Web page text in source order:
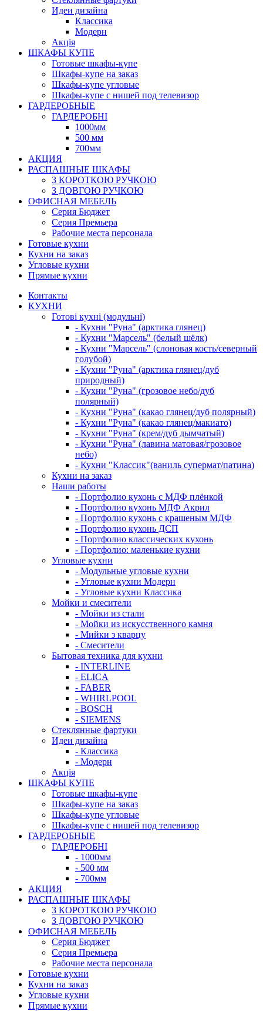
Идеи дизайна
Класcика
Модерн
Акція
ШКАФЫ КУПЕ
Готовые шкафы-купе
Шкафы-купе на заказ
Шкафы-купе угловые
Шкафы-купе с нишей под телевизор
ГАРДЕРОБНЫЕ
ГАРДЕРОБНІ
1000мм
500 мм
700мм
АКЦИЯ
РАСПАШНЫЕ ШКАФЫ
З КОРОТКОЮ РУЧКОЮ
З ДОВГОЮ РУЧКОЮ
ОФИСНАЯ МЕБЕЛЬ
Серия Бюджет
Серия Премьера
Рабочие места персонала
Готовые кухни
Кухни на заказ
Угловые кухни
Прямые кухни
Контакты
КУХНИ
Готові кухні (модульні)
- Кухни "Руна" (арктика глянец)
- Кухни "Марсель" (белый шёлк)
- Кухни "Марсель" (слоновая кость/северный
голубой)
- Кухни "Руна" (арктика глянец/дуб
природный)
- Кухни "Руна" (грозовое небо/дуб
полярный)
- Кухни "Руна" (какао глянец/дуб полярный)
- Кухни "Руна" (какао глянец/макиато)
- Кухни "Руна" (крем/дуб дымчатый)
- Кухни "Руна" (лавина матовая/грозовое
небо)
- Кухни "Классик"(ваниль супермат/патина)
Кухни на заказ
Наши работы
- Портфолио кухонь с МДФ плёнкой
- Портфолио кухонь МДФ Акрил
- Портфолио кухонь с крашеным МДФ
- Портфолио кухонь ДСП
- Портфолио классических кухонь
- Портфолио: маленькие кухни
Угловые кухни
- Модульные угловые кухни
- Угловые кухни Модерн
- Угловые кухни Классика
Мойки и смесители
- Мойки из стали
- Мойки из искусственного камня
- Мийки з кварцу
- Смесители
Бытовая техника для кухни
- INTERLINE
- ELICA
- FABER
- WHIRLPOOL
- BOSCH
- SIEMENS
Стеклянные фартуки
Идеи дизайна
- Класcика
- Модерн
Акція
ШКАФЫ КУПЕ
Готовые шкафы-купе
Шкафы-купе на заказ
Шкафы-купе угловые
Шкафы-купе с нишей под телевизор
ГАРДЕРОБНЫЕ
ГАРДЕРОБНІ
- 1000мм
- 500 мм
- 700мм
АКЦИЯ
РАСПАШНЫЕ ШКАФЫ
З КОРОТКОЮ РУЧКОЮ
З ДОВГОЮ РУЧКОЮ
ОФИСНАЯ МЕБЕЛЬ
Серия Бюджет
Серия Премьера
Рабочие места персонала
Готовые кухни
Кухни на заказ
Угловые кухни
Прямые кухни